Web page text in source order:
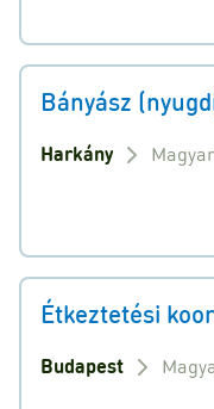
Bányász
Harkány
Étkeztetési
Budapest